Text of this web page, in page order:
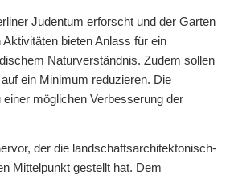
Judentum erforscht und der Garten
bieten Anlass für ein
Naturverständnis. Zudem sollen
ein Minimum reduzieren. Die
möglichen Verbesserung der
der die landschaftsarchitektonisch-
Mittelpunkt gestellt hat. Dem